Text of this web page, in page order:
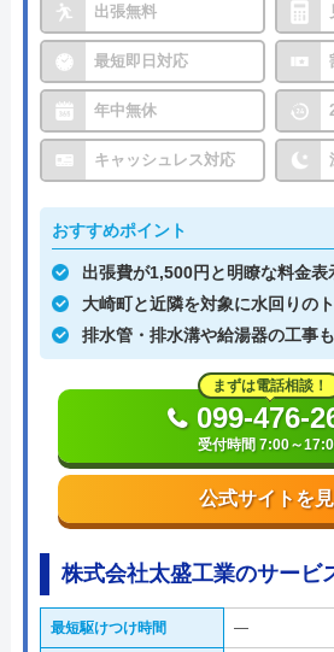
出張無料
最短即日対応
年中無休
キャッシュレス対応
おすすめポイント
出張費が1,500円と明瞭な料金表
大崎町と近隣を対象に水回りの
排水管・排水溝や給湯器の工事
公式サイトを
まずは電話相談！
099-476-
受付時間 7:00～
株式会社太盛工業のサービ
最短駆けつけ時間 ―